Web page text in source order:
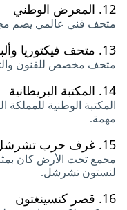
12. المعرض الوطني
متحف فني عالمي يضم
13. متحف فيكتوريا
متحف مخصص للفنون
14. المكتبة البريطانية
المكتبة الوطنية
مهمة.
15. غرف حرب
مجمع تحت الأرض كان
لنستون تشرشل.
16. قصر كنسينغتون